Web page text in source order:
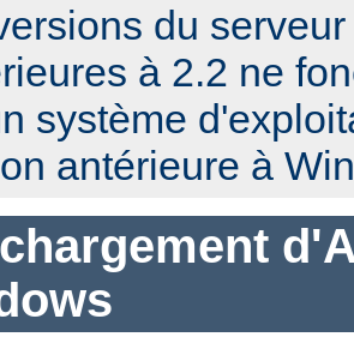
du
à 2.2 ne
système
antérieure à